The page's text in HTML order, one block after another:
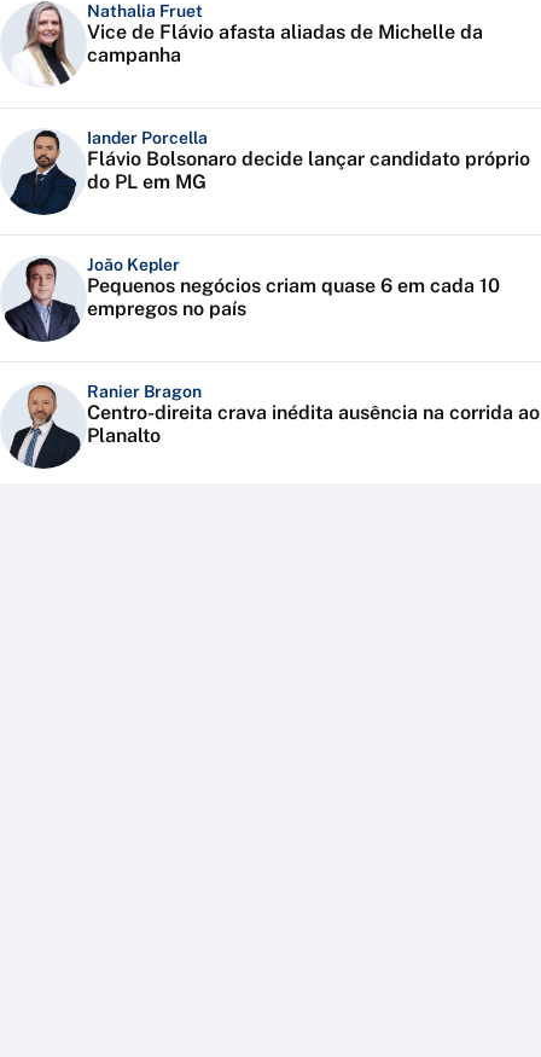
Nathalia Fruet
Vice de Flávio afasta aliadas de Michelle da
campanha
Iander Porcella
Flávio Bolsonaro decide lançar candidato próprio
do PL em MG
João Kepler
Pequenos negócios criam quase 6 em cada 10
empregos no país
Ranier Bragon
Centro-direita crava inédita ausência na corrida ao
Planalto